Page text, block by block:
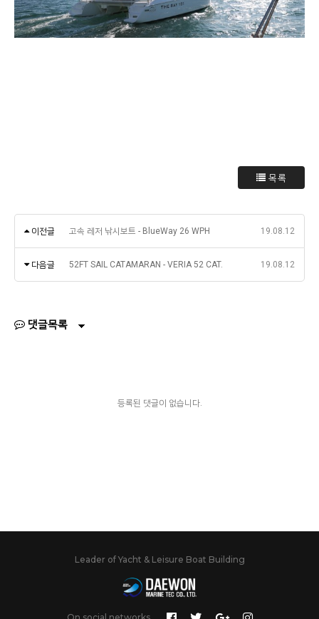
목록
이전글 고속 레저 낚시보트 - BlueWay 26 WPH 19.08.12
다음글 52FT SAIL CATAMARAN - VERIA 52 CAT. 19.08.12
댓글목록
등록된 댓글이 없습니다.
Leader of Yacht & Leisure Boat Building